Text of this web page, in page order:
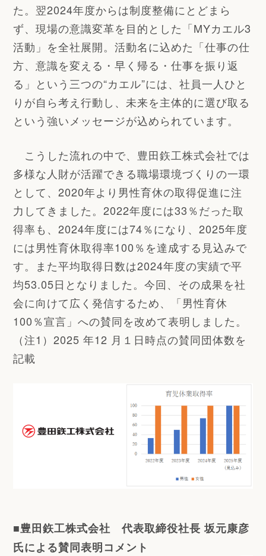
た。翌2024年度からは制度整備にとどまら
ず、現場の意識変革を目的とした「MYカエル3
活動」を全社展開。活動名に込めた「仕事の仕
方、意識を変える・早く帰る・仕事を振り返
る」という三つの“カエル”には、社員一人ひと
りが自ら考え行動し、未来を主体的に選び取る
という強いメッセージが込められています。
こうした流れの中で、豊田鉃工株式会社では
多様な人財が活躍できる職場環境づくりの一環
として、2020年より男性育休の取得促進に注
力してきました。2022年度には33％だった取
得率も、2024年度には74％になり、2025年度
には男性育休取得率100％を達成する見込みで
す。また平均取得日数は2024年度の実績で平
均53.05日となりました。今回、その成果を社
会に向けて広く発信するため、「男性育休
100％宣言」への賛同を改めて表明しました。
（注1）2025 年12 月１日時点の賛同団体数を
記載
■豊田鉃工株式会社 代表取締役社長 坂元康彦
氏による賛同表明コメント